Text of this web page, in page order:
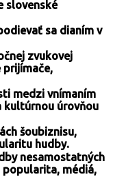
slovenské
sa dianím v
zvukovej
prijímače,
medzi vnímaním
kultúrnou úrovňou
šoubiznisu,
hudby.
nesamostatných
popularita, médiá,